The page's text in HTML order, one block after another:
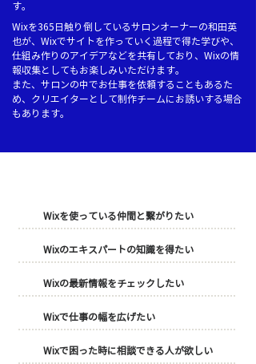
す。
Wixを365日触り倒しているサロンオーナーの和田英
也が、Wixでサイトを作っていく過程で得た学びや、
仕組み作りのアイデアなどを共有しており、Wixの情
報収集としてもお楽しみいただけます。
また、サロンの中でお仕事を依頼することもあるた
め、クリエイターとして制作チームにお誘いする場合
もあります。
Wixを使っている仲間と繋がりたい
Wixのエキスパートの知識を得たい
Wixの最新情報をチェックしたい
Wixで仕事の幅を広げたい
Wixで困った時に相談できる人が欲しい